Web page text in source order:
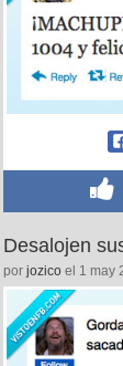
Desalojen
por jozico el 1 may